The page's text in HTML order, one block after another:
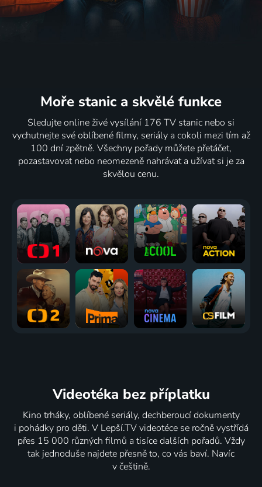
Moře stanic a skvělé funkce
Sledujte online živé vysílání 176 TV stanic nebo si
vychutnejte své oblíbené filmy, seriály a cokoli mezi tím až
100 dní zpětně. Všechny pořady můžete přetáčet,
pozastavovat nebo neomezeně nahrávat a užívat si je za
skvělou cenu.
Videotéka bez příplatku
Kino trháky, oblíbené seriály, dechberoucí dokumenty
i pohádky pro děti. V Lepší.TV videotéce se ročně vystřídá
přes 15 000 různých filmů a tisíce dalších pořadů. Vždy
tak jednoduše najdete přesně to, co vás baví. Navíc
v češtině.